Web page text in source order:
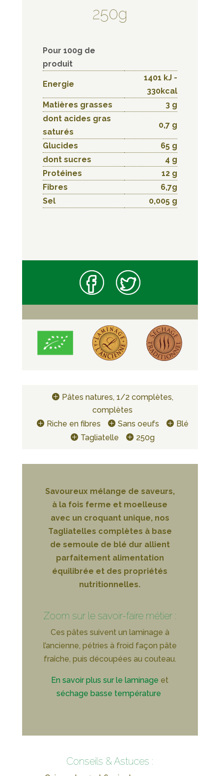
250g
Pour 100g de
produit
Energie
1401 kJ -
330kcal
Matières grasses
3 g
dont acides gras
saturés
0,7 g
Glucides
65 g
dont sucres
4 g
Protéines
12 g
Fibres
6,7g
Sel
0,005 g
Pâtes natures, 1/2 complètes,
complètes
Riche en fibres
Sans oeufs
Blé
Tagliatelle
250g
Savoureux mélange de saveurs,
à la fois ferme et moelleuse
avec un croquant unique, nos
Tagliatelles complètes à base
de semoule de blé dur allient
parfaitement alimentation
équilibrée et des propriétés
nutritionnelles.
Zoom sur le savoir-faire métier :
Ces pâtes suivent un laminage à
l’ancienne, pétries à froid façon pâte
fraîche, puis découpées au couteau.
En savoir plus sur le laminage et
séchage basse température
Conseils & Astuces :